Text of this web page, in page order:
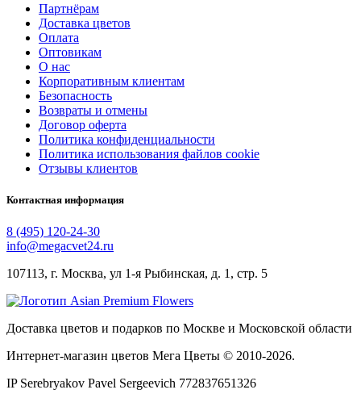
Партнёрам
Доставка цветов
Оплата
Оптовикам
О нас
Корпоративным клиентам
Безопасность
Возвраты и отмены
Договор оферта
Политика конфиденциальности
Политика использования файлов cookie
Отзывы клиентов
Контактная информация
8 (495) 120-24-30
info@megacvet24.ru
107113, г. Москва, ул 1-я Рыбинская, д. 1, стр. 5
Доставка цветов и подарков по Москве и Московской области
Интернет-магазин цветов Мега Цветы © 2010-2026.
IP Serebryakov Pavel Sergeevich 772837651326